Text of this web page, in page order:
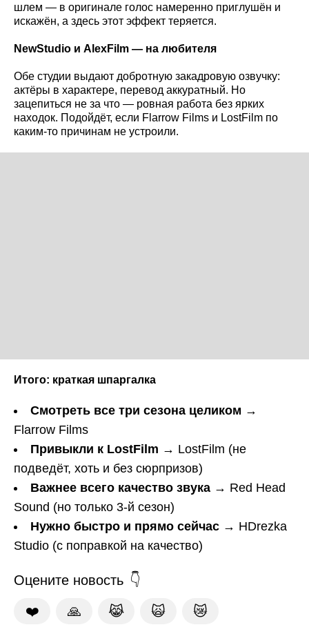
шлем — в оригинале голос намеренно приглушён и
искажён, а здесь этот эффект теряется.
NewStudio и AlexFilm — на любителя
Обе студии выдают добротную закадровую озвучку:
актёры в характере, перевод аккуратный. Но
зацепиться не за что — ровная работа без ярких
находок. Подойдёт, если Flarrow Films и LostFilm по
каким-то причинам не устроили.
Итого: краткая шпаргалка
Смотреть все три сезона целиком →
Flarrow Films
Привыкли к LostFilm → LostFilm (не
подведёт, хоть и без сюрпризов)
Важнее всего качество звука → Red Head
Sound (но только 3-й сезон)
Нужно быстро и прямо сейчас → HDrezka
Studio (с поправкой на качество)
Оцените новость
❤️ 🙏 😹 🙀 😿